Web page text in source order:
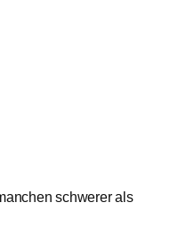
schwerer als